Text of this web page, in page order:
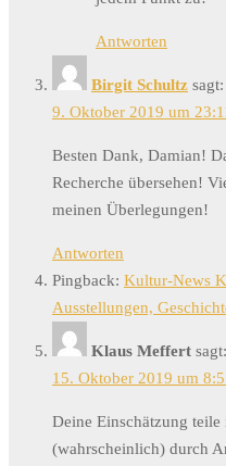
Antworten
Birgit Schultz sagt:
9. Oktober 2019 um
Besten Dank, Damian!
Recherche übersehen!
meinen Überlegungen!
Antworten
Pingback: Kultur-News
Ausstellungen,
Klaus Meffert sagt:
15. Oktober 2019 um
Deine Einschätzung
(wahrscheinlich) durch